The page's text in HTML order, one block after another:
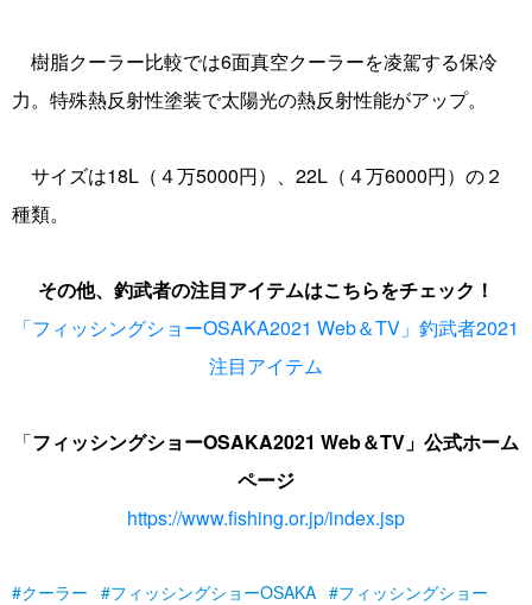
樹脂クーラー比較では6面真空クーラーを凌駕する保冷
力。特殊熱反射性塗装で太陽光の熱反射性能がアップ。
サイズは18L（４万5000円）、22L（４万6000円）の２
種類。
その他、釣武者の注目アイテムはこちらをチェック！
「フィッシングショーOSAKA2021 Web＆TV」釣武者2021
注目アイテム
「フィッシングショーOSAKA2021 Web＆TV」 公式ホーム
ページ
https://www.fishing.or.jp/index.jsp
クーラー フィッシングショーOSAKA
フィッシングショー